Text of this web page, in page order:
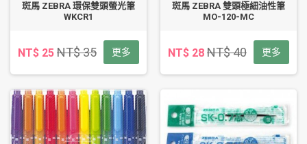
斑馬 ZEBRA 環保雙頭螢光筆
WKCR1
NT$ 25 NT$ 35 更多
斑馬 ZEBRA 雙頭極細油性筆
MO-120-MC
NT$ 28 NT$ 40 更多